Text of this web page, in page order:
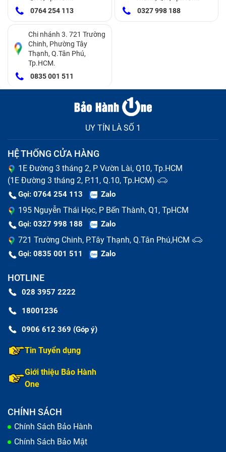
Trường hợp chỉ cần thay mặt kính Vivo V9
Bạn chỉ cần sử dụng dịch vụ thay mặt kính Vivo V9 khi
điện thoại xuất hiện những biểu hiện bao gồm:
Mặt kính bị trầy xước, rạn nứt hoặc bể, nứt toàn bộ.
Chức năng cảm ứng hoạt động bình thường và
Trên đây là những dấu hiệu nhận biết thay màn hình
Vivo V9 hay thay mặt kính Vivo V9. Tuy nhiên, tất cả
các dấu hiệu chỉ mang tính chất tham khảo. Để biết
chính xác mình cần sử dụng dịch vụ nào, bạn hãy đem
máy đến trung tâm sửa điện thoại Vivotin cậy để
được kiểm tra kỹ lưỡng.
0764 254 113
0327 998 188
Chi nhánh 3. 721 Trường
Chinh, Phường Tây
Thạnh, Q.Tân Phú,
Tp.HCM.
0835 001 511
UY TÍN LÀ SỐ 1
HỆ THỐNG CỬA HÀNG
1E Đường 3 tháng 2, P Vườn Lài, Q10, Tp.HCM
(1E Đường 3 tháng 2, P.11, Q.10, Tp.HCM)
Gọi: 0764 254 113 Zalo
195 Nguyễn Thái Học, P Bến Thành, Q1, TpHCM
Gọi: 0327 998 188 Zalo
721 Trường Chinh, P.Tây Thạnh, Q.Tân Phú,HCM
Gọi: 0835 001 511 Zalo
HOTLINE
028 3957 2222
18001236
0906 612 369 (Góp ý)
Tin Tuyển dụng
Giới thiệu Bảo Hành
One
CHÍNH SÁCH
Chính Sách Bảo Hành
Chính Sách Bảo Mật